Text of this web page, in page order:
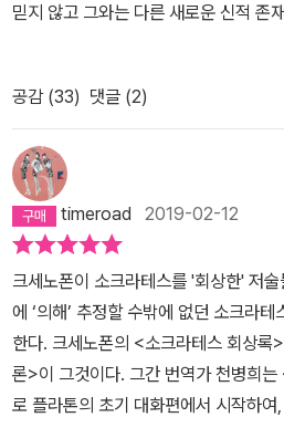
믿지 않고 그와는 다른 새로운 신적 존
소크라테스 회상록> 제1권 제1장,
gia Sokratous>이 소크라테스
신에 대한 변론이라면, 크세노폰
의 <소크라테스 회상록
의 죽음에 대한 제자의 변론이라 하겠
경(不敬)과 젊은이들을 타락시켰다는
같은 사실로 반증한다. 평소 신들에 대
소 자신에게 엄격한 소크라테스의 생활
터무니없는 것이라는. (17) 신들을 공
는 안 되네. 그렇게 하는 사람은 신들
능력껏 신들을 공경하는 사람은 신들
라고 자신하고 기대해도 좋네. 가장 큰
공감 (33) 댓글 (2)
timeroad 2019-02-12
크세노폰이 소크라테스를 '회상한' 저
에 ‘의해’ 추정할 수밖에 없던 소크라
한다. 크세노폰의 <소크라테스 회상
론>이 그것이다. 그간 번역가 천병희
로 플라톤의 초기 대화편에서 시작하